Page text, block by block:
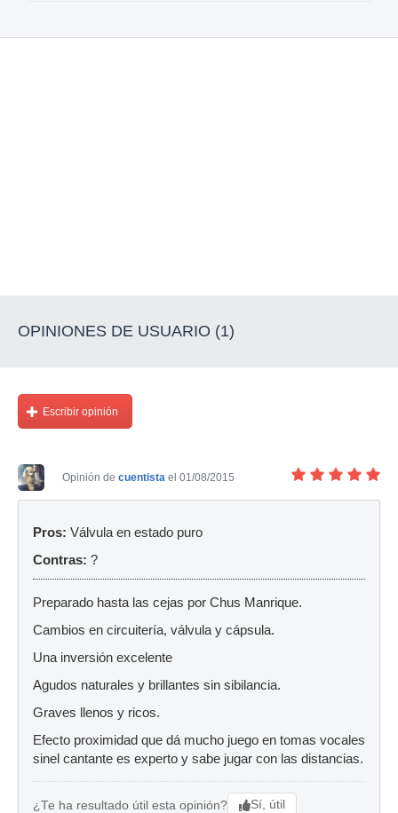
OPINIONES DE USUARIO (1)
Escribir opinión
Opinión de cuentista el 01/08/2015
Pros: Válvula en estado puro
Contras: ?
Preparado hasta las cejas por Chus Manrique.
Cambios en circuitería, válvula y cápsula.
Una inversión excelente
Agudos naturales y brillantes sin sibilancia.
Graves llenos y ricos.
Efecto proximidad que dá mucho juego en tomas vocales
sinel cantante es experto y sabe jugar con las distancias.
¿Te ha resultado útil esta opinión? Sí, útil